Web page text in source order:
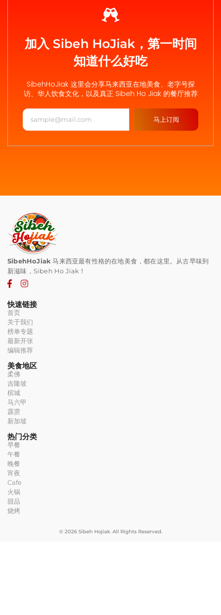
加入 Sibeh HoJiak，第一时间
知道什么好吃
SibehHoJiak 这里会分享马来西亚在地美食、老字号探
访、华人饮食文化，以及真正 Sibeh Ho Jiak 的餐厅推荐
马上订阅
SibehHoJiak 马来西亚最有性格的在地美食，都在这里。从古早味到
新滋味，Sibeh Ho Jiak！
快速链接
首页
关于我们
榜单专题
最新开张
编辑推荐
美食地区
柔佛
吉隆坡
槟城
马六甲
霹雳
新加坡
热门分类
早餐
午餐
晚餐
宵夜
Cafe
火锅
甜品
烧烤
© 2026 Sibeh Hojiak. All Rights Reserved.